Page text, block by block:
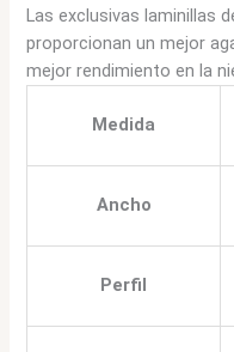
Las exclusivas laminillas
proporcionan un mejor
mejor rendimiento en la
Medida
Ancho
Perfil